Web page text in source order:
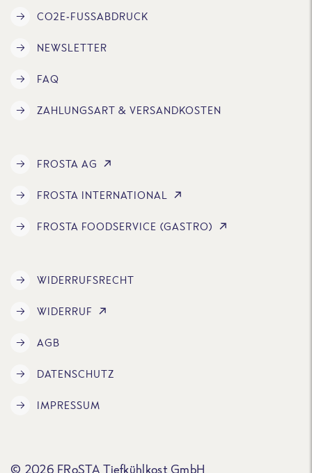
CO2E-FUSSABDRUCK
NEWSLETTER
FAQ
ZAHLUNGSART & VERSANDKOSTEN
FROSTA AG
FROSTA INTERNATIONAL
FROSTA FOODSERVICE (GASTRO)
WIDERRUFSRECHT
WIDERRUF
AGB
DATENSCHUTZ
IMPRESSUM
© 2026 FRoSTA Tiefkühlkost GmbH